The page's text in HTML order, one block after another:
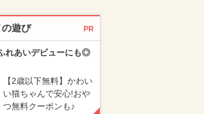
遊び PR
れあいデビューにも◎
【2歳以下無料】かわい
い猫ちゃんで安心!おや
つ無料クーポンも♪